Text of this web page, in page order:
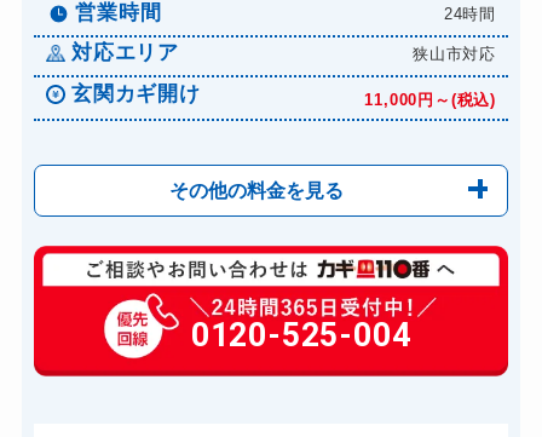
営業時間 24時間
対応エリア 狭山市対応
玄関カギ開け 11,000円～(税込)
その他の料金を見る
玄関カギ修理 6,600円～(税込)
玄関カギ交換 14,300円～(税込)
車カギ開け 13,200円～(税込)
0120-525-004